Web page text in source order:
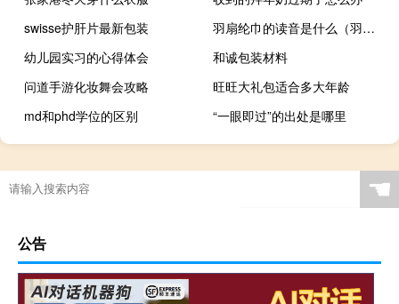
swisse护肝片最新包装
羽扇纶巾的读音是什么（羽扇纶巾读音）
幼儿园实习的心得体会
和诚包装材料
问道手游化妆舞会攻略
旺旺大礼包适合多大年龄
md和phd学位的区别
“一眼即过”的出处是哪里
☚
公告